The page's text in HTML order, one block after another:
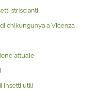
striscianti
chikungunya a Vicenza
attuale
insetti utili